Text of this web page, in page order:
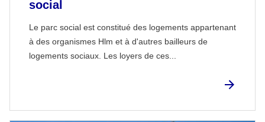
social
Le parc social est constitué des logements appartenant
à des organismes Hlm et à d'autres bailleurs de
logements sociaux. Les loyers de ces...